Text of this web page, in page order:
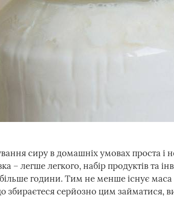
сиру в домашніх умовах проста і
– легше легкого, набір продуктів та
години. Тим не менше існує маса
серйозно цим займатися,